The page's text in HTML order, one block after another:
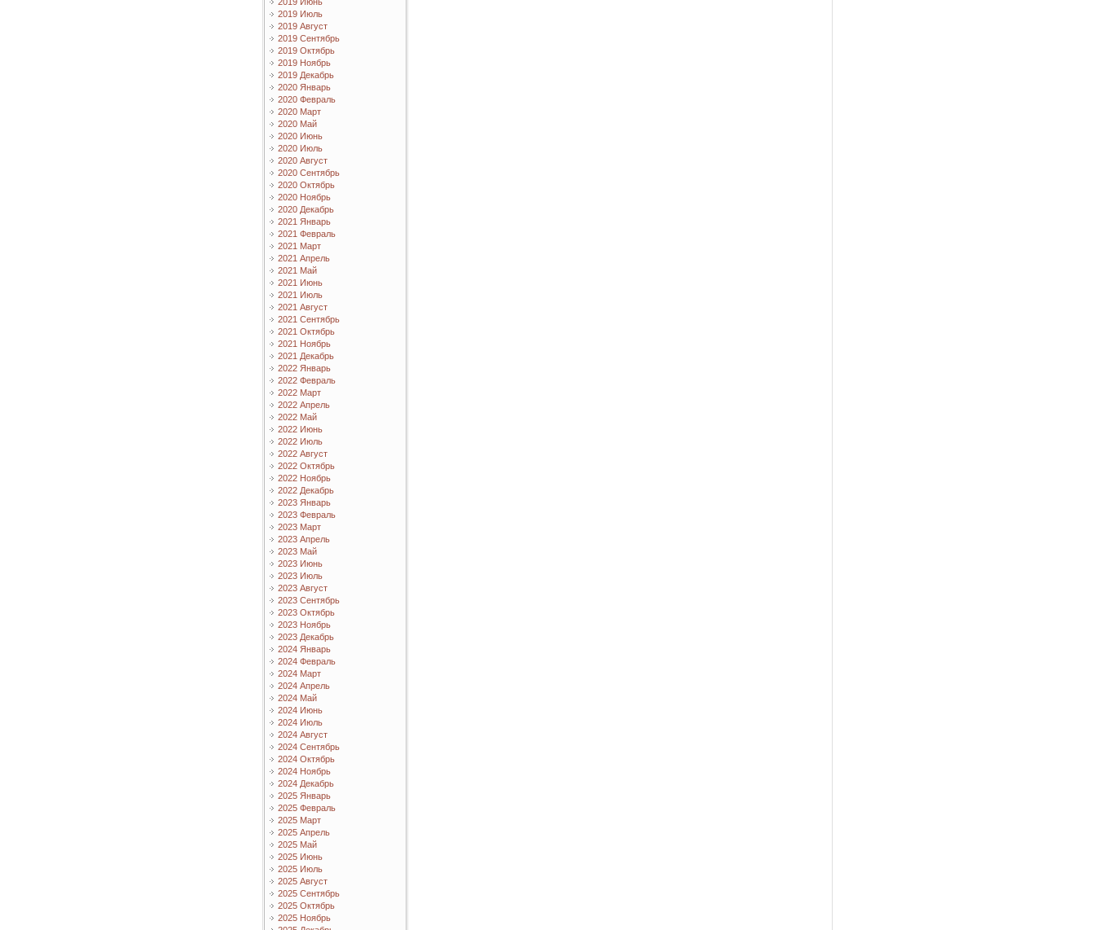
2019 Июль
2019 Август
2019 Сентябрь
2019 Октябрь
2019 Ноябрь
2019 Декабрь
2020 Январь
2020 Февраль
2020 Март
2020 Май
2020 Июнь
2020 Июль
2020 Август
2020 Сентябрь
2020 Октябрь
2020 Ноябрь
2020 Декабрь
2021 Январь
2021 Февраль
2021 Март
2021 Апрель
2021 Май
2021 Июнь
2021 Июль
2021 Август
2021 Сентябрь
2021 Октябрь
2021 Ноябрь
2021 Декабрь
2022 Январь
2022 Февраль
2022 Март
2022 Апрель
2022 Май
2022 Июнь
2022 Июль
2022 Август
2022 Октябрь
2022 Ноябрь
2022 Декабрь
2023 Январь
2023 Февраль
2023 Март
2023 Апрель
2023 Май
2023 Июнь
2023 Июль
2023 Август
2023 Сентябрь
2023 Октябрь
2023 Ноябрь
2023 Декабрь
2024 Январь
2024 Февраль
2024 Март
2024 Апрель
2024 Май
2024 Июнь
2024 Июль
2024 Август
2024 Сентябрь
2024 Октябрь
2024 Ноябрь
2024 Декабрь
2025 Январь
2025 Февраль
2025 Март
2025 Апрель
2025 Май
2025 Июнь
2025 Июль
2025 Август
2025 Сентябрь
2025 Октябрь
2025 Ноябрь